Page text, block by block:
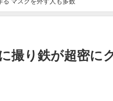
撮り鉄が超密に